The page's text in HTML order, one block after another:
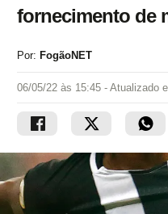
fornecimento de
Por: FogãoNET
06/05/22 às 15:45 - Atualizado